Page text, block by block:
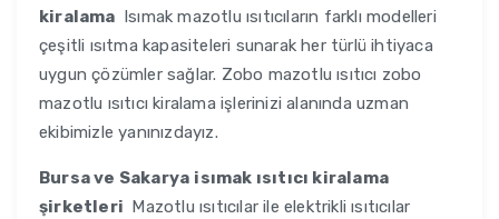
kiralama Isımak mazotlu ısıtıcıların farklı modelleri
çeşitli ısıtma kapasiteleri sunarak her türlü ihtiyaca
uygun çözümler sağlar. Zobo mazotlu ısıtıcı zobo
mazotlu ısıtıcı kiralama işlerinizi alanında uzman
ekibimizle yanınızdayız.
Bursa ve Sakarya isımak ısıtıcı kiralama
şirketleri Mazotlu ısıtıcılar ile elektrikli ısıtıcılar